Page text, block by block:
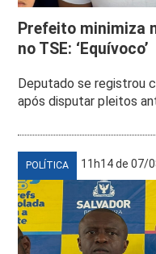
Prefeito minimiza
no TSE: ‘Equívoco’
Deputado se registrou
após disputar pleitos
POLÍTICA 11h14 de 07/